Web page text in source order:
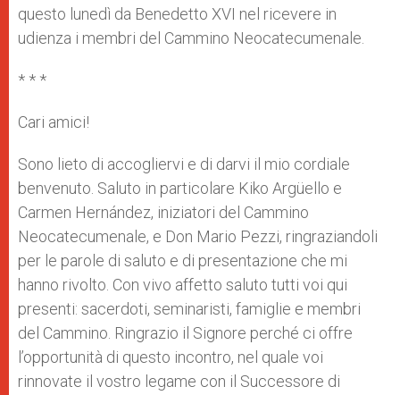
questo lunedì da Benedetto XVI nel ricevere in
udienza i membri del Cammino Neocatecumenale.
* * *
Cari amici!
Sono lieto di accogliervi e di darvi il mio cordiale
benvenuto. Saluto in particolare Kiko Argüello e
Carmen Hernández, iniziatori del Cammino
Neocatecumenale, e Don Mario Pezzi, ringraziandoli
per le parole di saluto e di presentazione che mi
hanno rivolto. Con vivo affetto saluto tutti voi qui
presenti: sacerdoti, seminaristi, famiglie e membri
del Cammino. Ringrazio il Signore perché ci offre
l’opportunità di questo incontro, nel quale voi
rinnovate il vostro legame con il Successore di